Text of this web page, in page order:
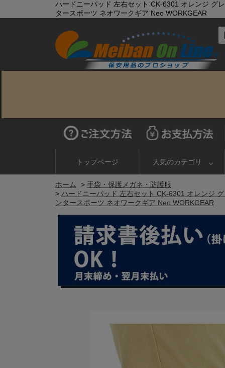
ハードニーパッド 左右セット CK-6301 オレンジ グ
タースポーツ ネオワークギア Neo WORKGEAR
トップページ 人気のカテゴリ
ホーム > 手袋・保護メガネ・防護服
> ハードニーパッド 左右セット CK-6301 オレンジ
ンタースポーツ ネオワークギア Neo WORKGEAR